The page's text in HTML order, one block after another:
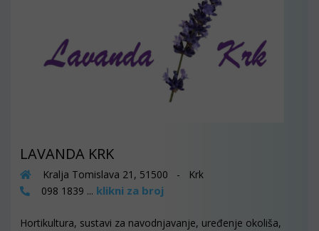
LAVANDA KRK
Kralja Tomislava 21, 51500 - Krk
098 1839 ... klikni za broj
Hortikultura, sustavi za navodnjavanje, uređenje okoliša,